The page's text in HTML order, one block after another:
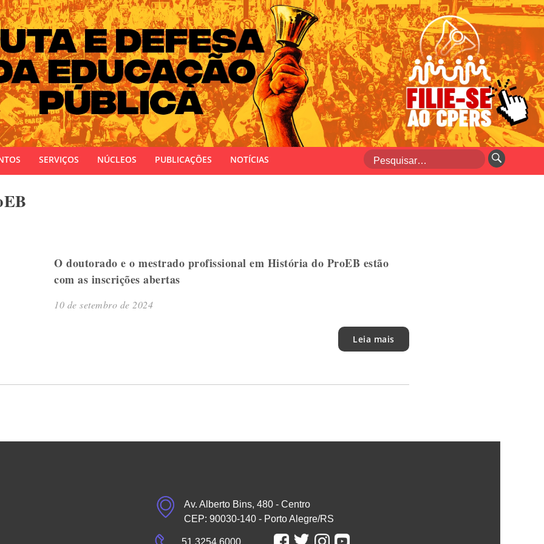
Estado do Rio Grande do Sul
SERVIÇOS NÚCLEOS PUBLICAÇÕES NOTÍCIAS
O doutorado e o mestrado profissional em História do ProEB estão
com as inscrições abertas
10 de setembro de 2024
Leia mais
Av. Alberto Bins, 480 - Centro
CEP: 90030-140 - Porto Alegre/RS
51 3254.6000